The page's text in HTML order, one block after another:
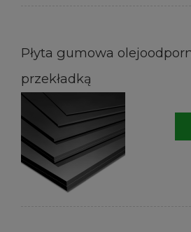
Płyta gumowa
przekładką